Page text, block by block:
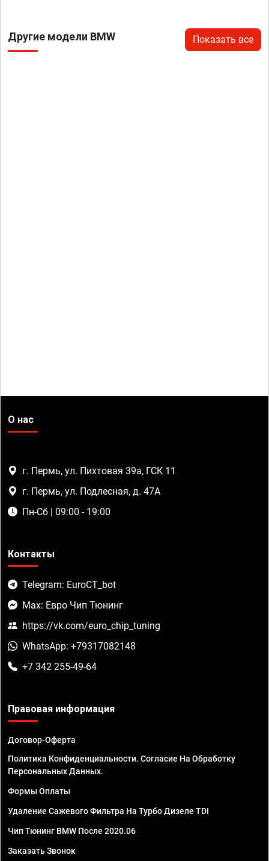
Другие модели BMW Показать все
О нас
г. Пермь, ул. Пихтовая 39а, ГСК 11
г. Пермь, ул. Подлесная, д. 47А
Пн-Сб | 09:00 - 19:00
Контакты
Telegram: EuroCT_bot
Max: Евро Чип Тюнинг
https://vk.com/euro_chip_tuning
WhatsApp: +79317082148
+7 342 255-49-64
Правовая информация
Договор-Оферта
Политика Конфиденциальности. Согласие На Обработку
Персональных Данных.
Формы Оплаты
Удаление Сажевого Фильтра На Турбо Дизеле TDI
Чип Тюнинг BMW После 2020.06
Заказать Звонок